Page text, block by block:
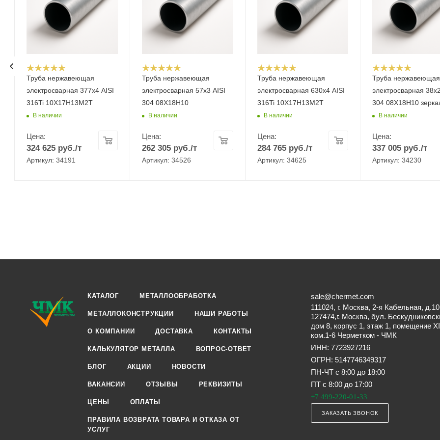
Труба нержавеющая
электросварная 377х4 AISI
316Ti 10Х17Н13М2Т
В наличии
Цена:
324 625 руб./т
Артикул: 34191
Труба нержавеющая
электросварная 57х3 AISI
304 08Х18Н10
В наличии
Цена:
262 305руб./т
Артикул: 34526
Труба нержавеющая
электросварная 630х4 AISI
316Ti 10Х17Н13М2Т
В наличии
Цена:
284 765руб./т
Артикул: 34625
Труба нержавеющая
электросварная
304 08Х18Н10
В наличии
Цена:
337 005 руб./т
Артикул: 34230
КАТАЛОГ МЕТАЛЛООБРАБОТКА
МЕТАЛЛОКОНСТРУКЦИИ НАШИ РАБОТЫ
О КОМПАНИИ ДОСТАВКА КОНТАКТЫ
КАЛЬКУЛЯТОР МЕТАЛЛА ВОПРОС-ОТВЕТ
БЛОГ АКЦИИ НОВОСТИ
ВАКАНСИИ ОТЗЫВЫ РЕКВИЗИТЫ
ЦЕНЫ ОПЛАТЫ
ПРАВИЛА ВОЗВРАТА ТОВАРА И ОТКАЗА ОТ
УСЛУГ
sale@chermet.com
111024, г. Москва, 2-я Кабельная, д.10
127474,г. Москва, бул.
дом 8, корпус 1, этаж 1, помещение
ком.1-6 Черметком - ЧМК
ИНН: 7723927216
ОГРН: 5147746349317
ПН-ЧТ с 8:00 до 18:00
ПТ с 8:00 до 17:00
+7 499-220-01-33
ЗАКАЗАТЬ ЗВОНОК